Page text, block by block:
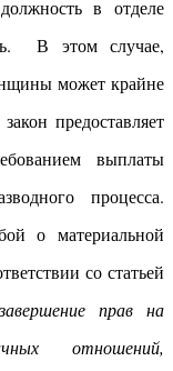
в отделе
В этом случае,
может крайне
предоставляет
выплаты
процесса.
о материальной
со статьей
прав на
отношений,